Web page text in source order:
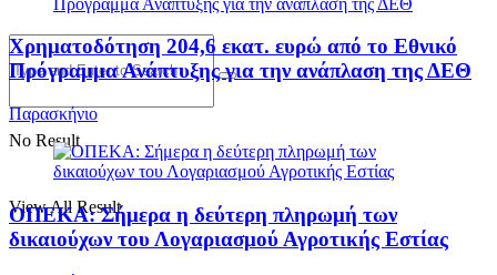
No Result
View All Result
Χρηματοδότηση 204,6 εκατ. ευρώ από το Εθνικό
Πρόγραμμα Ανάπτυξης για την ανάπλαση της ΔΕΘ
Παρασκήνιο
ΟΠΕΚΑ: Σήμερα η δεύτερη πληρωμή των
δικαιούχων του Λογαριασμού Αγροτικής Εστίας